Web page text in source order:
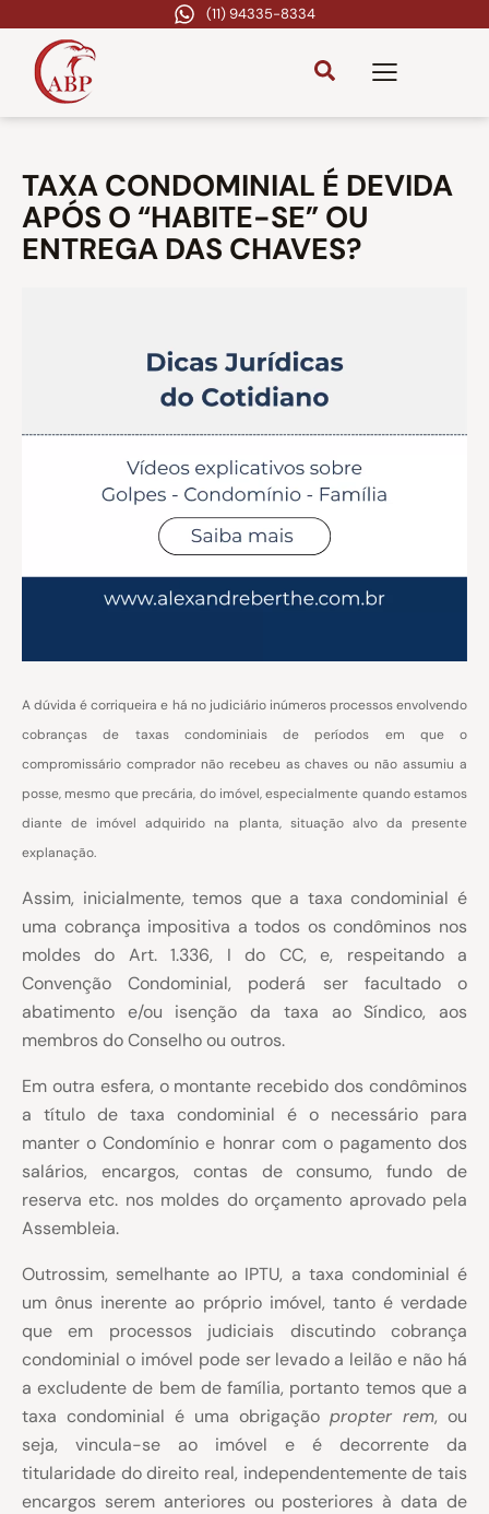
(11) 94335-8334
TAXA CONDOMINIAL É DEVIDA
APÓS O “HABITE-SE” OU
ENTREGA DAS CHAVES?
A dúvida é corriqueira e há no judiciário inúmeros processos envolvendo
cobranças de taxas condominiais de períodos em que o
compromissário comprador não recebeu as chaves ou não assumiu a
posse, mesmo que precária, do imóvel, especialmente quando estamos
diante de imóvel adquirido na planta, situação alvo da presente
explanação.
Assim, inicialmente, temos que a taxa condominial é
uma cobrança impositiva a todos os condôminos nos
moldes do Art. 1.336, I do CC, e, respeitando a
Convenção Condominial, poderá ser facultado o
abatimento e/ou isenção da taxa ao Síndico, aos
membros do Conselho ou outros.
Em outra esfera, o montante recebido dos condôminos
a título de taxa condominial é o necessário para
manter o Condomínio e honrar com o pagamento dos
salários, encargos, contas de consumo, fundo de
reserva etc. nos moldes do orçamento aprovado pela
Assembleia.
Outrossim, semelhante ao IPTU, a taxa condominial é
um ônus inerente ao próprio imóvel, tanto é verdade
que em processos judiciais discutindo cobrança
condominial o imóvel pode ser levado a leilão e não há
a excludente de bem de família, portanto temos que a
taxa condominial é uma obrigação propter rem, ou
seja, vincula-se ao imóvel e é decorrente da
titularidade do direito real, independentemente de tais
encargos serem anteriores ou posteriores à data de